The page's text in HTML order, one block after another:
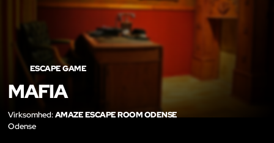
ESCAPE GAME
MAFIA
Virksomhed:AMAZE ESCAPE ROOM ODENSE
Odense